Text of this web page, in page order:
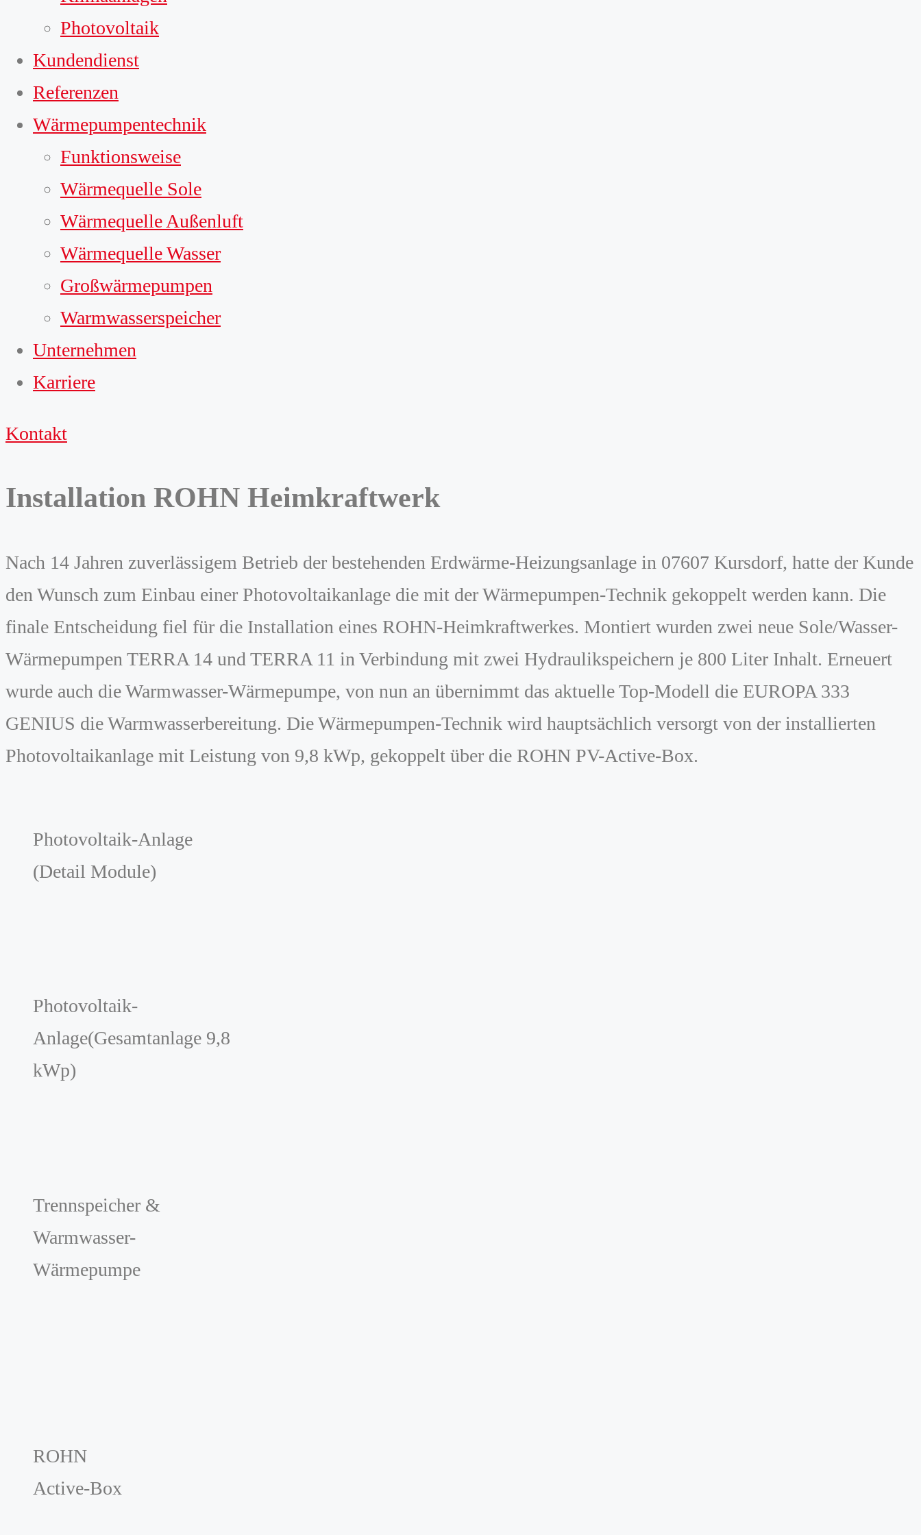
Photovoltaik
Kundendienst
Referenzen
Wärmepumpentechnik
Funktionsweise
Wärmequelle Sole
Wärmequelle Außenluft
Wärmequelle Wasser
Großwärmepumpen
Warmwasserspeicher
Unternehmen
Karriere
Kontakt
Installation ROHN Heimkraftwerk
Nach 14 Jahren zuverlässigem Betrieb der bestehenden Erdwärme-Heizungsanlage in 07607 Kursdorf, hatte der Kunde
den Wunsch zum Einbau einer Photovoltaikanlage die mit der Wärmepumpen-Technik gekoppelt werden kann. Die
finale Entscheidung fiel für die Installation eines ROHN-Heimkraftwerkes. Montiert wurden zwei neue Sole/Wasser-
Wärmepumpen TERRA 14 und TERRA 11 in Verbindung mit zwei Hydraulikspeichern je 800 Liter Inhalt. Erneuert
wurde auch die Warmwasser-Wärmepumpe, von nun an übernimmt das aktuelle Top-Modell die EUROPA 333
GENIUS die Warmwasserbereitung. Die Wärmepumpen-Technik wird hauptsächlich versorgt von der installierten
Photovoltaikanlage mit Leistung von 9,8 kWp, gekoppelt über die ROHN PV-Active-Box.
Photovoltaik-Anlage
(Detail Module)
Photovoltaik-
Anlage(Gesamtanlage 9,8
kWp)
Trennspeicher &
Warmwasser-
Wärmepumpe
ROHN
Active-Box